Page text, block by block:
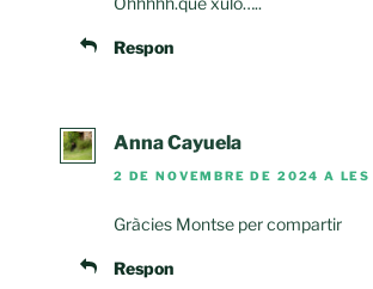
Respon
Anna Cayuela
2 DE NOVEMBRE DE 2024 A
Gràcies Montse per compartir
Respon